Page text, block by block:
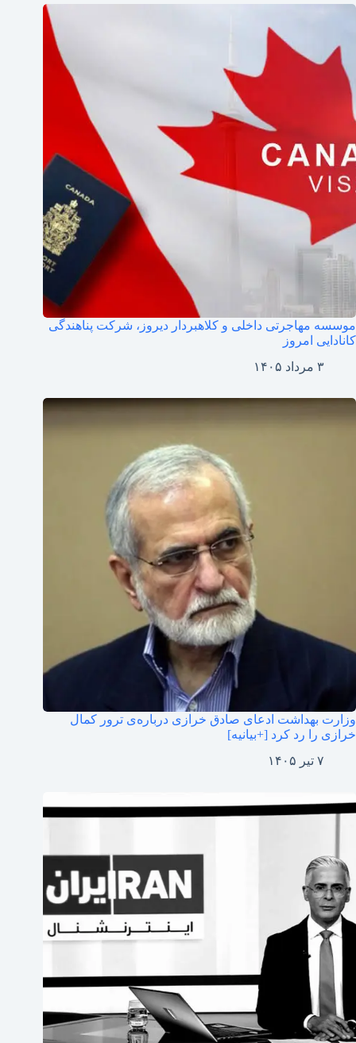
موسسه مهاجرتی داخلی و کلاهبردار دیروز، شرکت پناهندگی
کانادایی امروز
۳ مرداد ۱۴۰۵
وزارت بهداشت ادعای صادق خرازی درباره‌ی ترور کمال
خرازی را رد کرد [+بیانیه]
۷ تیر ۱۴۰۵